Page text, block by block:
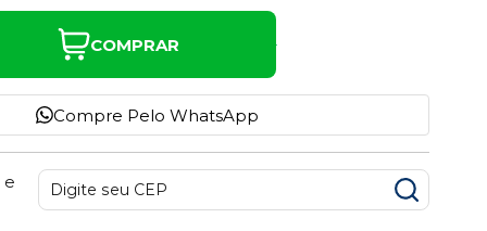
COMPRAR
Compre Pelo WhatsApp
e